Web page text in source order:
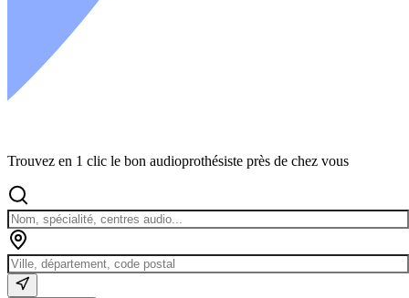
Trouvez en 1 clic le bon audioprothésiste près de chez vous